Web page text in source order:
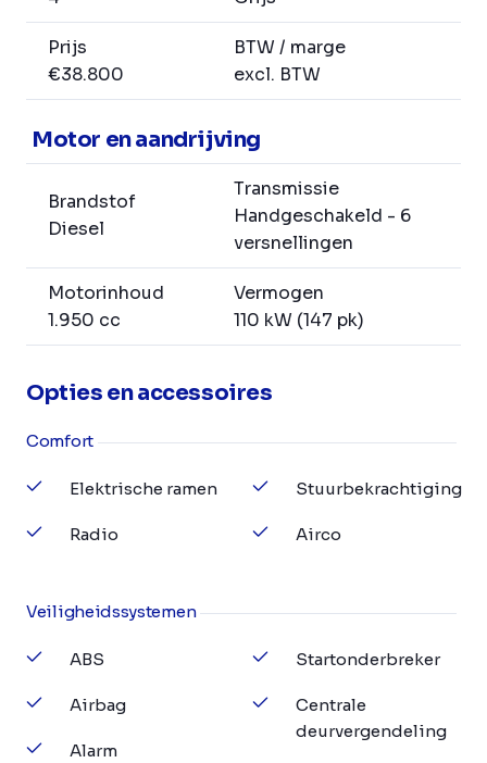
Prijs
€38.800
BTW / marge
excl. BTW
Motor en aandrijving
Brandstof
Diesel
Transmissie
Handgeschakeld - 6
versnellingen
Motorinhoud
1.950 cc
Vermogen
110 kW (147 pk)
Opties en accessoires
Comfort
Elektrische ramen
Radio
Stuurbekrachtiging
Airco
Veiligheidssystemen
ABS
Airbag
Alarm
Startonderbreker
Centrale
deurvergendeling